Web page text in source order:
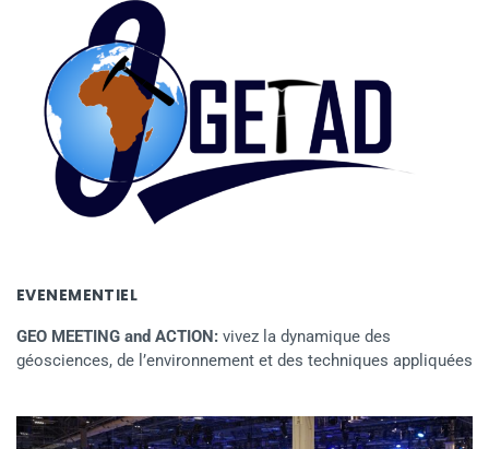
EVENEMENTIEL
GEO MEETING and ACTION: vivez la dynamique des
géosciences, de l’environnement et des techniques appliquées